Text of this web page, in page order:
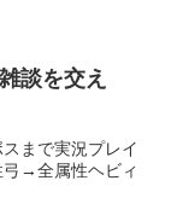
談を交え
まで実況プレイ
→全属性ヘビィ